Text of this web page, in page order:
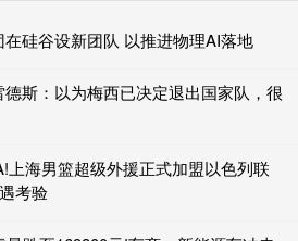
硅谷设新团队 以推进物理AI落地
斯：以为梅西已决定退出国家队，很
上海男篮超级外援正式加盟以色列联
考验